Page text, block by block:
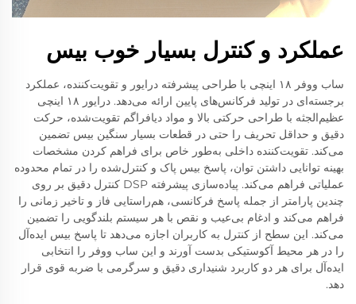
عملکرد و کنترل بسیار خوب بیس
ساب ووفر ۱۸ اینچی با طراحی پیشرفته درایور و تقویت‌کننده، عملکرد
برجسته‌ای در تولید فرکانس‌های پایین ارائه می‌دهد. درایور ۱۸ اینچی
عظیم‌الجثه با طراحی حرکتی بالا و مواد دیافراگم تقویت‌شده، حرکت
دقیق و حداقل تحریف را حتی در قطعات بسیار سنگین بیس تضمین
می‌کند. تقویت‌کننده داخلی به‌طور خاص برای فراهم کردن مشخصات
بهینه توانایی داشتن توان، پاسخ بیس پاک و کنترل‌شده را در تمام محدوده
عملیاتی فراهم می‌کند. پیاده‌سازی پیشرفته DSP کنترل دقیق بر روی
چندین پارامتر از جمله پاسخ فرکانسی، هم‌راستایی فاز و تاخیر زمانی را
فراهم می‌کند و ادغام بی‌عیب و نقص با هر سیستم بلندگویی را تضمین
می‌کند. این سطح از کنترل به کاربران اجازه می‌دهد تا پاسخ بیس ایده‌آل
را در هر محیط آکوستیکی بدست آورند و این ساب ووفر را انتخابی
ایده‌آل برای هر دو کاربرد شنیداری دقیق و سرگرمی با ضربه قوی قرار
دهد.